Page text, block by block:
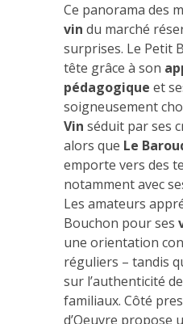
Ce panorama des
vin du marché
surprises. Le Petit
tête grâce à son
pédagogique et
soigneusement
Vin séduit par ses
alors que Le
emporte vers des
notamment avec
Les amateurs
Bouchon pour ses
une orientation
réguliers – tandis
sur l’authenticité
familiaux. Côté
d’Oeuvre propose